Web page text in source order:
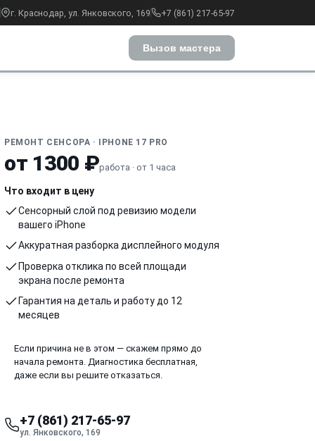
г. Краснодар, ул. Янковского, 169 +7 (861) 217-65-97
Вызов мастера
РЕМОНТ СЕНСОРА · IPHONE 17 PRO
от 1300 ₽работа · от 1 часа
Что входит в цену
Сенсорный слой под ревизию модели
вашего iPhone
Аккуратная разборка дисплейного модуля
Проверка отклика по всей площади
экрана после ремонта
Гарантия на деталь и работу до 12
месяцев
Если причина не в этом — скажем прямо до
начала ремонта. Диагностика бесплатная,
даже если вы решите отказаться.
+7 (861) 217-65-97
ул. Янковского, 169